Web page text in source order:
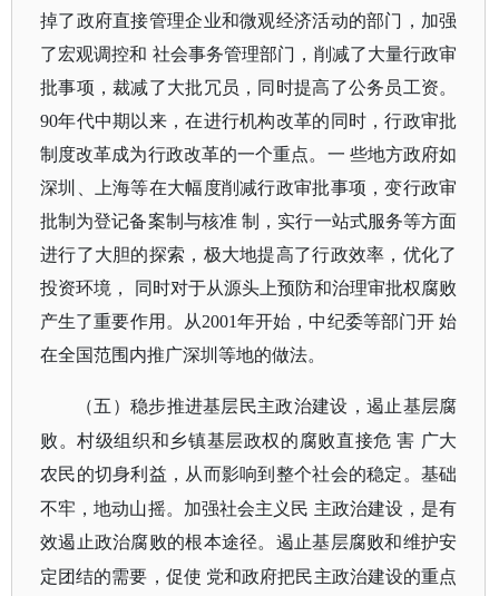
掉了政府直接管理企业和微观经济活动的部门，加强
了宏观调控和 社会事务管理部门，削减了大量行政审
批事项，裁减了大批冗员，同时提高了公务员工资。
90年代中期以来，在进行机构改革的同时，行政审批
制度改革成为行政改革的一个重点。一 些地方政府如
深圳、上海等在大幅度削减行政审批事项，变行政审
批制为登记备案制与核准 制，实行一站式服务等方面
进行了大胆的探索，极大地提高了行政效率，优化了
投资环境， 同时对于从源头上预防和治理审批权腐败
产生了重要作用。从2001年开始，中纪委等部门开 始
在全国范围内推广深圳等地的做法。
（五）稳步推进基层民主政治建设，遏止基层腐
败。村级组织和乡镇基层政权的腐败直接危 害 广大
农民的切身利益，从而影响到整个社会的稳定。基础
不牢，地动山摇。加强社会主义民 主政治建设，是有
效遏止政治腐败的根本途径。遏止基层腐败和维护安
定团结的需要，促使 党和政府把民主政治建设的重点